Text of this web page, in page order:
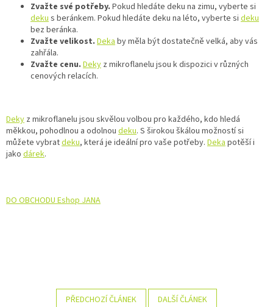
Zvažte své potřeby. Pokud hledáte deku na zimu, vyberte si
dekus beránkem. Pokud hledáte deku na léto, vyberte si deku
bez beránka.
Zvažte velikost. Dekaby měla být dostatečně velká, aby vás
zahřála.
Zvažte cenu. Deky z mikroflanelu jsou k dispozici v různých
cenových relacích.
Deky z mikroflanelu jsou skvělou volbou pro každého, kdo hledá
měkkou, pohodlnou a odolnou deku. S širokou škálou možností si
můžete vybratdeku, která je ideální pro vaše potřeby. Dekapotěší i
jako dárek.
DO OBCHODU Eshop JANA
PŘEDCHOZÍ ČLÁNEK DALŠÍ ČLÁNEK